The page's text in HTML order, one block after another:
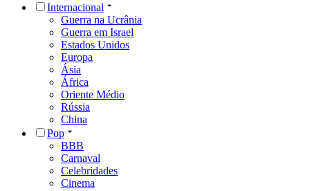
Internacional
Guerra na Ucrânia
Guerra em Israel
Estados Unidos
Europa
Ásia
África
Oriente Médio
Rússia
China
Pop
BBB
Carnaval
Celebridades
Cinema